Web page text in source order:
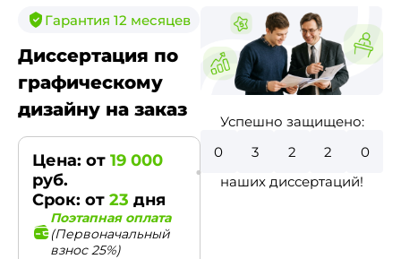
Гарантия 12 месяцев
Диссертация по
графическому
дизайну на заказ
Цена: от 19 000
руб.
Срок: от 23 дня
Поэтапная оплата
(Первоначальный
взнос 25%)
Успешно защищено:
8
8
6
3
0
наших диссертаций!